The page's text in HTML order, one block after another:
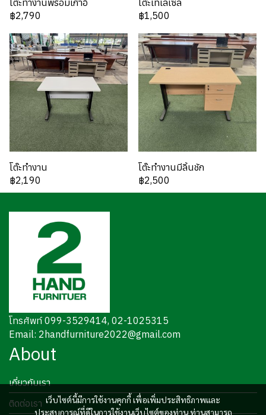
โต๊ะทำงานพร้อมเก้าอี้
฿2,790
โต๊ะเทเลเซล
฿1,500
โต๊ะทำงาน
฿2,190
โต๊ะทำงานมีลิ้นชัก
฿2,500
เว็บไซต์นี้มีการใช้งานคุกกี้ เพื่อเพิ่มประสิทธิภาพและ
ประสบการณ์ที่ดีในการใช้งานเว็บไซต์ของท่าน ท่านสามารถ
โทรศัพท์ 099-3529414, 02-1025315
Email: 2handfurniture2022@gmail.com
About
เกี่ยวกับเรา
ติดต่อเรา